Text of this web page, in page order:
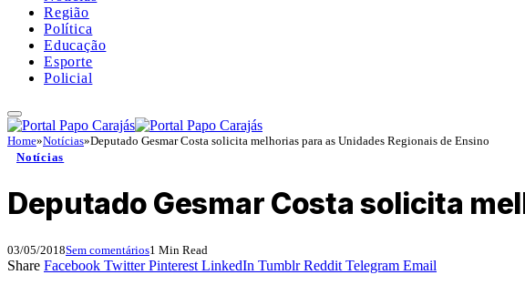
Região
Política
Educação
Esporte
Policial
Home»Notícias»Deputado Gesmar Costa solicita melhorias para as Unidades Regionais de Ensino
Notícias
Deputado Gesmar Costa solicita
03/05/2018Sem comentários1 Min Read
Share Facebook Twitter Pinterest LinkedIn Tumblr Reddit Telegram Email